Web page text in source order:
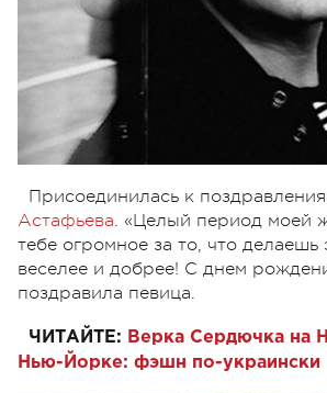
Присоединилась к
Астафьева. «Целый период моей
тебе огромное за то, что делаешь
веселее и добрее! С днем
поздравила певица.
ЧИТАЙТЕ: Верка Сердючка на
Нью-Йорке: фэшн по-украински